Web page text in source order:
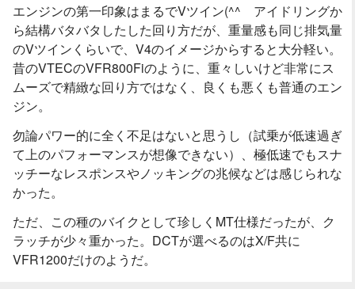
エンジンの第一印象はまるでVツイン(^^ゞアイドリングか
ら結構バタバタしたした回り方だが、重量感も同じ排気量
のVツインくらいで、V4のイメージからすると大分軽い。
昔のVTECのVFR800Fiのように、重々しいけど非常にス
ムーズで精緻な回り方ではなく、良くも悪くも普通のエン
ジン。
勿論パワー的に全く不足はないと思うし（試乗が低速過ぎ
て上のパフォーマンスが想像できない）、極低速でもスナ
ッチーなレスポンスやノッキングの兆候などは感じられな
かった。
ただ、この種のバイクとして珍しくMT仕様だったが、ク
ラッチが少々重かった。DCTが選べるのはX/F共に
VFR1200だけのようだ。